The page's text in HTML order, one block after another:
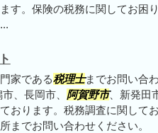
す。保険の税務に関してお困
家である税理士までお問い合
、長岡市、 阿賀野市、新発田
おります。税務調査に関して
までお問い合わせください。